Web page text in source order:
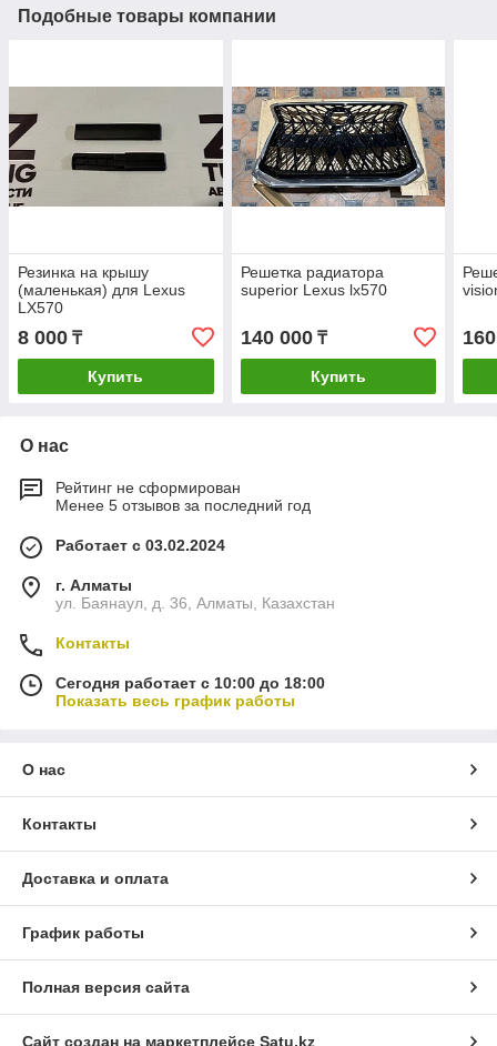
Подобные товары компании
Резинка на крышу
(маленькая) для Lexus
LX570
8 000 ₸
Купить
Решетка радиатора
superior Lexus lx570
140 000₸
Купить
О нас
Рейтинг не сформирован
Менее 5 отзывов за последний год
Работает с 03.02.2024
г. Алматы
ул. Баянаул, д. 36, Алматы, Казахстан
Контакты
Сегодня работает с 10:00 до 18:00
Показать весь график работы
О нас
Контакты
Доставка и оплата
График работы
Полная версия сайта
Сайт создан на маркетплейсе Satu.kz